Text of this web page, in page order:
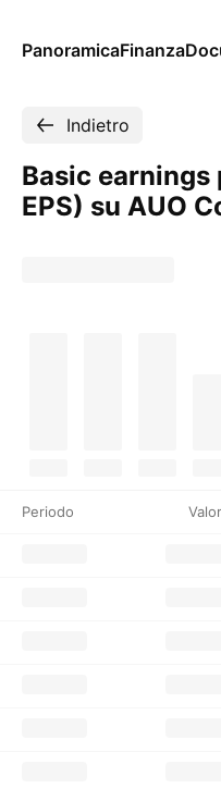
PanoramicaFinanza
Indietro
Basic earnings
EPS) su AUO
Periodo